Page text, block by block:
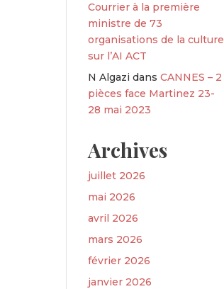
Courrier à la première
ministre de 73
organisations de la culture
sur l’AI ACT
N Algazi dansCANNES – 2
pièces face Martinez 23-
28 mai 2023
Archives
juillet 2026
mai 2026
avril 2026
mars 2026
février 2026
janvier 2026